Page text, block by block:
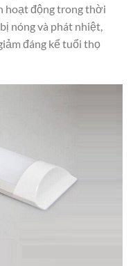
hoạt động trong thời
nóng và phát nhiệt,
đáng kể tuổi thọ